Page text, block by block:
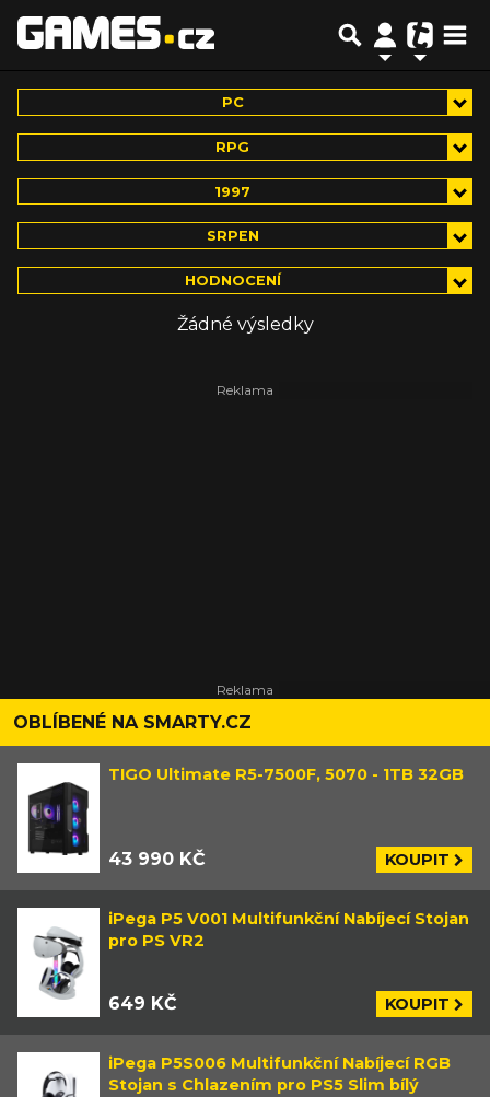
PC
RPG
1997
SRPEN
HODNOCENÍ
Žádné výsledky
OBLÍBENÉ NA SMARTY.CZ
TIGO Ultimate R5-7500F, 5070 - 1TB 32GB
43 990 KČ KOUPIT
iPega P5 V001 Multifunkční Nabíjecí Stojan
pro PS VR2
649 KČ KOUPIT
iPega P5S006 Multifunkční Nabíjecí RGB
Stojan s Chlazením pro PS5 Slim bílý